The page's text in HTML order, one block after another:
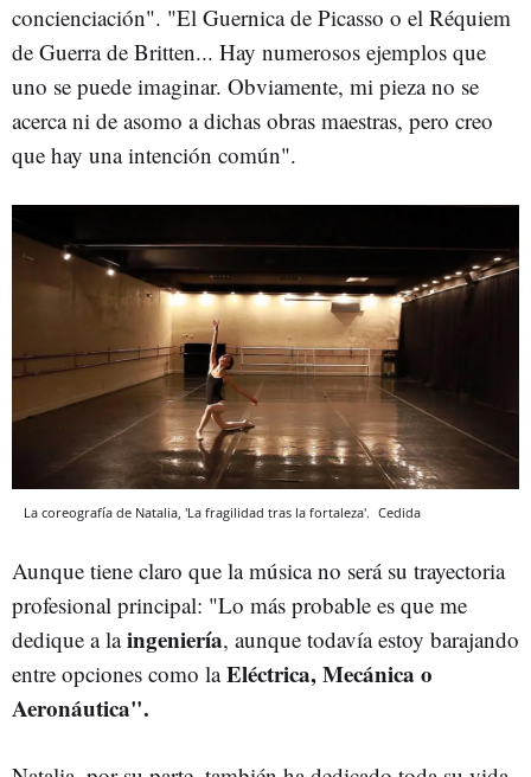
concienciación". "El Guernica de Picasso o el Réquiem
de Guerra de Britten... Hay numerosos ejemplos que
uno se puede imaginar. Obviamente, mi pieza no se
acerca ni de asomo a dichas obras maestras, pero creo
que hay una intención común".
La coreografía de Natalia, 'La fragilidad tras la fortaleza'. Cedida
Aunque tiene claro que la música no será su trayectoria
profesional principal: "Lo más probable es que me
dedique a laingeniería, aunque todavía estoy barajando
entre opciones como laEléctrica, Mecánica o
Aeronáutica".